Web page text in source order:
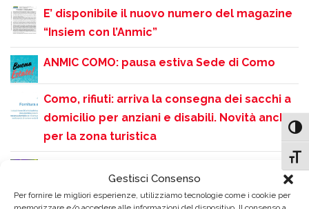
Gestisci Consenso
Per fornire le migliori esperienze, utilizziamo tecnologie come i cookie per
E’ disponibile il nuovo numero del magazine
“Insiem con l’Anmic”
ANMIC COMO: pausa estiva Sede di Como
Como, rifiuti: arriva la consegna dei sacchi a
domicilio per anziani e disabili. Novità anche
per la zona turistica
grande successo per la serata QueenMania
in Piazza Perretta